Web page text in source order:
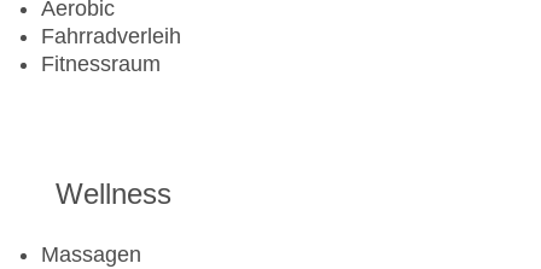
Aerobic
Fahrradverleih
Fitnessraum
Wellness
Massagen